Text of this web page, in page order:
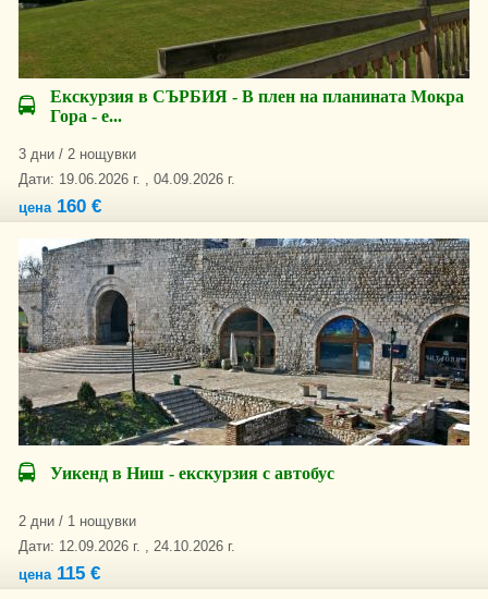
Екскурзия в СЪРБИЯ - В плен на планината Мокра
Гора - е...
3 дни / 2 нощувки
Дати: 19.06.2026 г. , 04.09.2026 г.
цена160 €
Уикенд в Ниш - екскурзия с автобус
2 дни / 1 нощувки
Дати: 12.09.2026 г. , 24.10.2026 г.
цена115 €